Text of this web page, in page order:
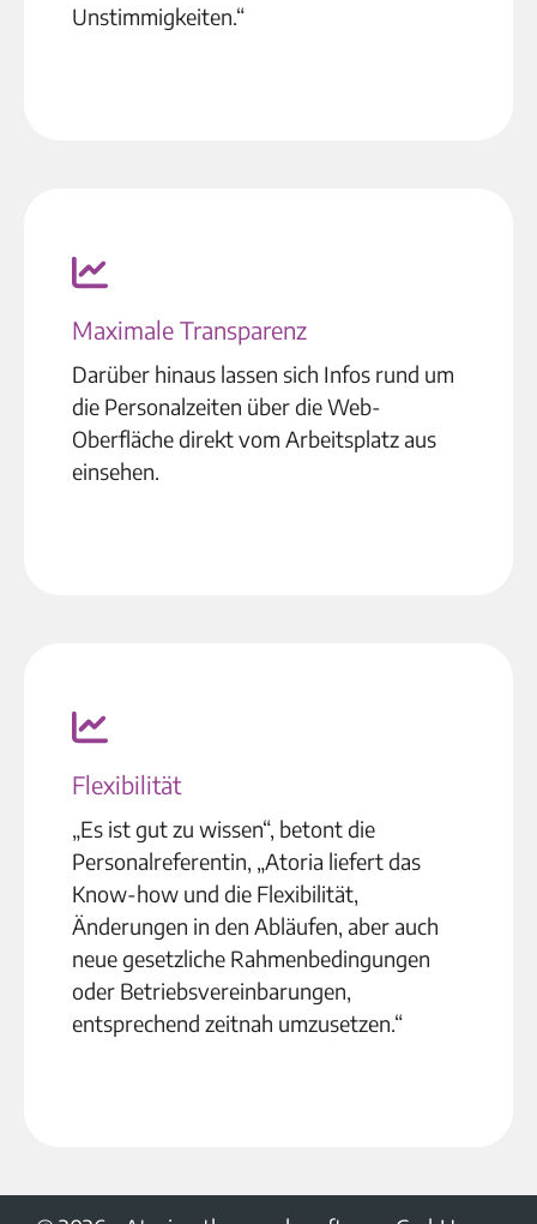
Unstimmigkeiten.“
Maximale Transparenz
Darüber hinaus lassen sich Infos rund um
die Personalzeiten über die Web-
Oberfläche direkt vom Arbeitsplatz aus
einsehen.
Flexibilität
„Es ist gut zu wissen“, betont die
Personalreferentin, „Atoria liefert das
Know-how und die Flexibilität,
Änderungen in den Abläufen, aber auch
neue gesetzliche Rahmenbedingungen
oder Betriebsvereinbarungen,
entsprechend zeitnah umzusetzen.“